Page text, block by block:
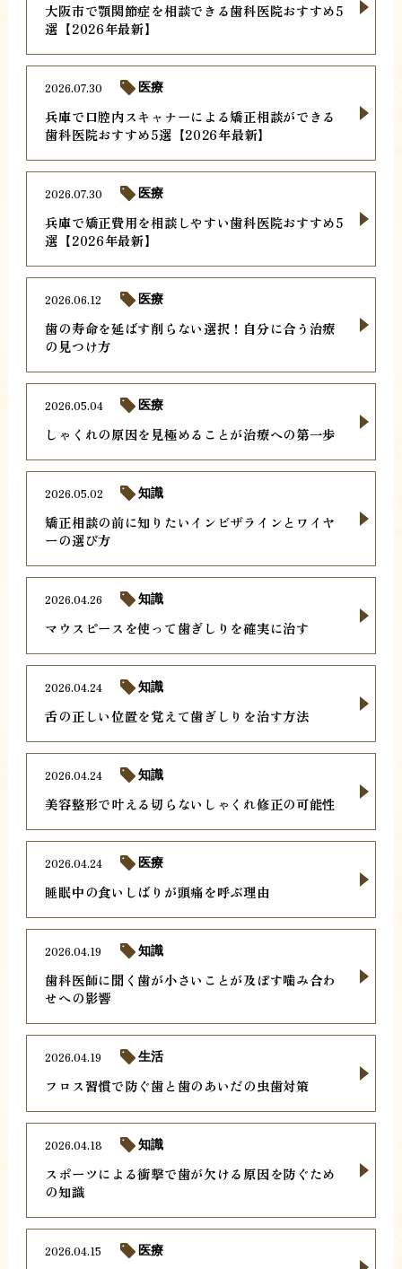
大阪市で顎関節症を相談できる歯科医院おすすめ5
選【2026年最新】
兵庫で口腔内スキャナーによる矯正相談ができる
歯科医院おすすめ5選【2026年最新】
2026.07.30 医療
兵庫で矯正費用を相談しやすい歯科医院おすすめ5
選【2026年最新】
2026.07.30 医療
歯の寿命を延ばす削らない選択！自分に合う治療
の見つけ方
2026.06.12 医療
しゃくれの原因を見極めることが治療への第一歩
2026.05.04 医療
矯正相談の前に知りたいインビザラインとワイヤ
ーの選び方
2026.05.02 知識
マウスピースを使って歯ぎしりを確実に治す
2026.04.26 知識
舌の正しい位置を覚えて歯ぎしりを治す方法
2026.04.24 知識
美容整形で叶える切らないしゃくれ修正の可能性
2026.04.24 知識
睡眠中の食いしばりが頭痛を呼ぶ理由
2026.04.24 医療
歯科医師に聞く歯が小さいことが及ぼす噛み合わ
せへの影響
2026.04.19 知識
フロス習慣で防ぐ歯と歯のあいだの虫歯対策
2026.04.19 生活
スポーツによる衝撃で歯が欠ける原因を防ぐため
の知識
2026.04.18 知識
2026.04.15 医療